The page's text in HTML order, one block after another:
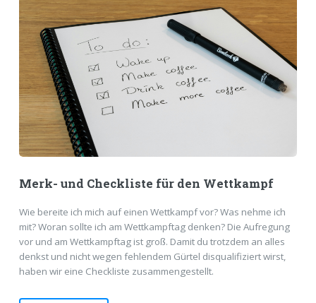
Merk- und Checkliste für den Wettkampf
Wie bereite ich mich auf einen Wettkampf vor? Was nehme ich
mit? Woran sollte ich am Wettkampftag denken? Die Aufregung
vor und am Wettkampftag ist groß. Damit du trotzdem an alles
denkst und nicht wegen fehlendem Gürtel disqualifiziert wirst,
haben wir eine Checkliste zusammengestellt.